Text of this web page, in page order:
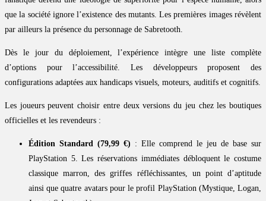
que la société ignore l’existence des mutants. Les premières images révèlent
par ailleurs la présence du personnage de Sabretooth.
Dès le jour du déploiement, l’expérience intègre une liste complète
d’options pour l’accessibilité. Les développeurs proposent des
configurations adaptées aux handicaps visuels, moteurs, auditifs et cognitifs.
Les joueurs peuvent choisir entre deux versions du jeu chez les boutiques
officielles et les revendeurs :
Édition Standard (79,99 €) : Elle comprend le jeu de base sur
PlayStation 5. Les réservations immédiates débloquent le costume
classique marron, des griffes réfléchissantes, un point d’aptitude
ainsi que quatre avatars pour le profil PlayStation (Mystique, Logan,